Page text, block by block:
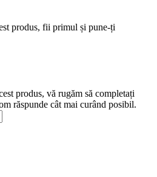
produs, fii primul și pune-ți
produs, vă rugăm să completați
răspunde cât mai curând posibil.